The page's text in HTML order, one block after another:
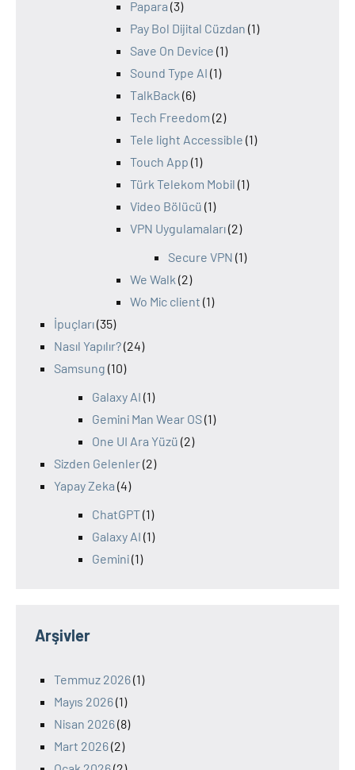
Papara (3)
Pay Bol Dijital Cüzdan (1)
Save On Device (1)
Sound Type AI (1)
TalkBack (6)
Tech Freedom (2)
Tele light Accessible (1)
Touch App (1)
Türk Telekom Mobil (1)
Video Bölücü (1)
VPN Uygulamaları(2)
Secure VPN (1)
We Walk (2)
Wo Mic client (1)
İpuçları(35)
Nasıl Yapılır?(24)
Samsung (10)
Galaxy AI (1)
Gemini Man Wear OS(1)
One UI Ara Yüzü (2)
Sizden Gelenler(2)
Yapay Zeka (4)
ChatGPT(1)
Galaxy AI (1)
Gemini(1)
Arşivler
Temmuz 2026(1)
Mayıs 2026(1)
Nisan 2026(8)
Mart 2026(2)